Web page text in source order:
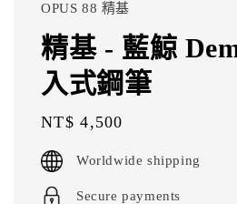
OPUS 88 精基
精基 - 藍鯨
入式鋼筆
Regular
price
NT$ 4,500
Worldwide shipping
Secure payments